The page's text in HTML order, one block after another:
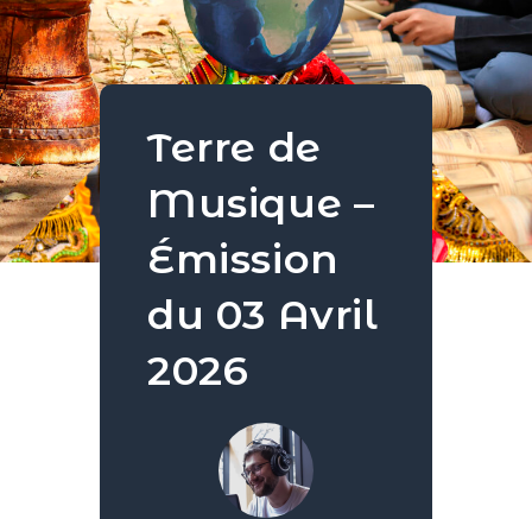
Terre de
Musique –
Émission
du 03 Avril
2026